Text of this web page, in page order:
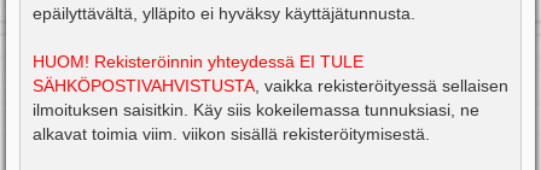
epäilyttävältä, ylläpito ei hyväksy käyttäjätunnusta.
HUOM! Rekisteröinnin yhteydessä EI TULE
SÄHKÖPOSTIVAHVISTUSTA , vaikka rekisteröityessä sellaisen
ilmoituksen saisitkin. Käy siis kokeilemassa tunnuksiasi, ne
alkavat toimia viim. viikon sisällä rekisteröitymisestä.